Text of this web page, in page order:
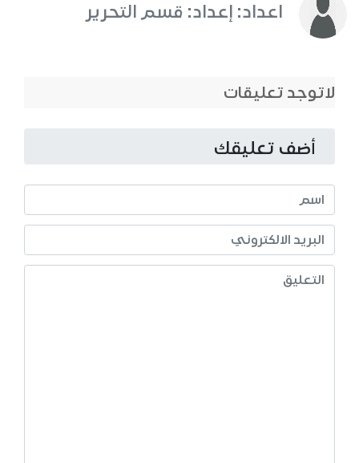
اعداد: إعداد: قسم التحرير
لاتوجد تعليقات
أضف تعليقك